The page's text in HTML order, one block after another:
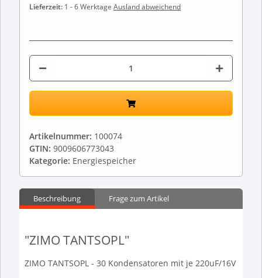
Lieferzeit: 1 - 6 Werktage Ausland abweichend
Artikelnummer: 100074
GTIN: 9009606773043
Kategorie: Energiespeicher
Beschreibung Frage zum Artikel
"ZIMO TANTSOPL"
ZIMO TANTSOPL - 30 Kondensatoren mit je 220uF/16V